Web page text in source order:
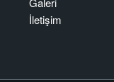
İletişim